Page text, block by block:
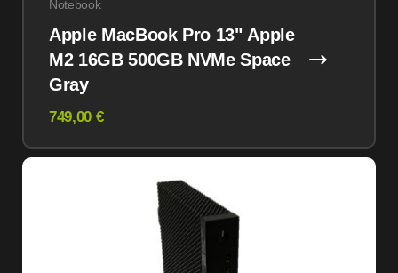
Notebook
Apple MacBook Pro 13" Apple
M2 16GB 500GB NVMe Space
Gray
749,00 €